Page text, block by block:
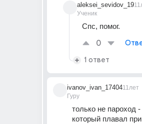
aleksei_sevidov_19
Ученик
Спс, помог.
0
1 ответ
ivanov_ivan_17404
Гуру
11лет
только не пароход
который плавал